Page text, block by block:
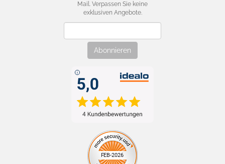
Mail. Verpassen Sie keine
exklusiven Angebote.
Abonnieren